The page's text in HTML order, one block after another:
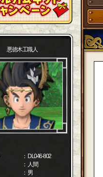
悪徳木工職人
： DL046-802
： 人間
： 男